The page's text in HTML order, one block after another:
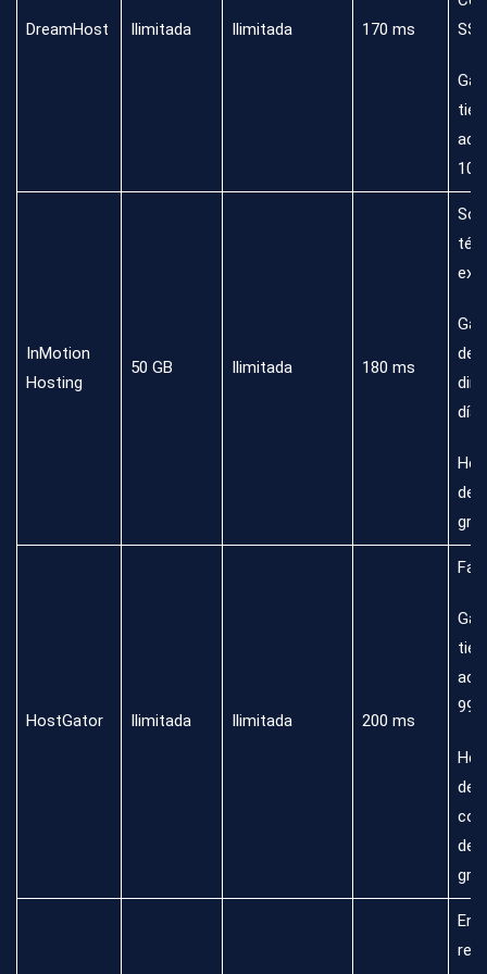
DreamHost Ilimitada Ilimitada 170 ms
InMotion
Hosting
50 GB Ilimitada 180 ms
días
de
HostGator Ilimitada Ilimitada 200 ms
de
de